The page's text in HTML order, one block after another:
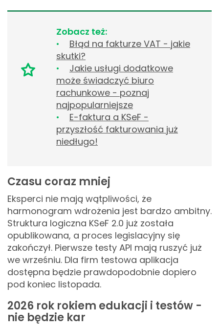
Zobacz też:
Błąd na fakturze VAT - jakie
skutki?
Jakie usługi dodatkowe
może świadczyć biuro
rachunkowe - poznaj
najpopularniejsze
E-faktura a KSeF -
przyszłość fakturowania już
niedługo!
Czasu coraz mniej
Eksperci nie mają wątpliwości, że
harmonogram wdrożenia jest bardzo ambitny.
Struktura logiczna KSeF 2.0 już została
opublikowana, a proces legislacyjny się
zakończył. Pierwsze testy API mają ruszyć już
we wrześniu. Dla firm testowa aplikacja
dostępna będzie prawdopodobnie dopiero
pod koniec listopada.
2026 rok rokiem edukacji i testów -
nie będzie kar